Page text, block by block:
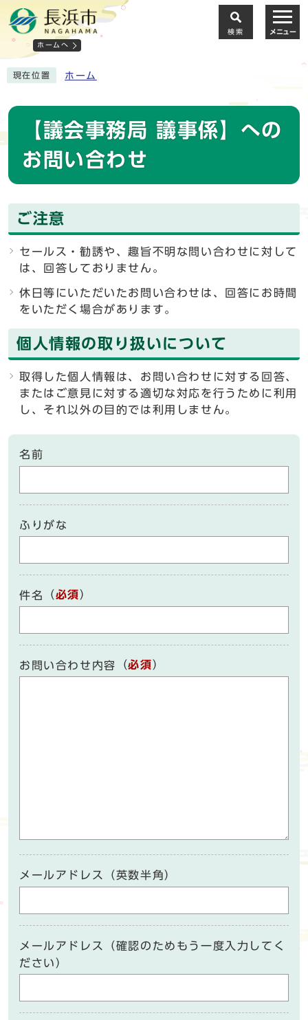
ホームへ
検索 メニュー
現在位置 ホーム
【議会事務局 議事係】への
お問い合わせ
ご注意
セールス・勧誘や、趣旨不明な問い合わせに対して
は、回答しておりません。
休日等にいただいたお問い合わせは、回答にお時間
をいただく場合があります。
個人情報の取り扱いについて
取得した個人情報は、お問い合わせに対する回答、
またはご意見に対する適切な対応を行うために利用
し、それ以外の目的では利用しません。
名前
ふりがな
件名 （必須）
お問い合わせ内容 （必須）
メールアドレス（英数半角）
メールアドレス（確認のためもう一度入力してく
ださい）